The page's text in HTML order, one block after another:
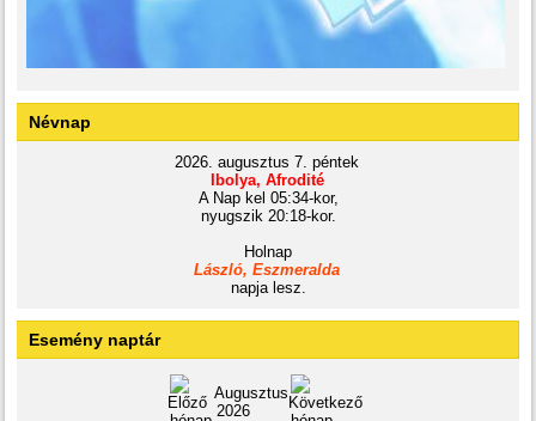
Névnap
2026. augusztus 7. péntek
Ibolya, Afrodité
A Nap kel 05:34-kor,
nyugszik 20:18-kor.
Holnap
László, Eszmeralda
napja lesz.
Esemény naptár
Augusztus
2026